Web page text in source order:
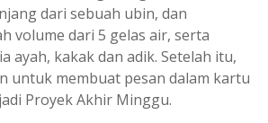
dari sebuah ubin, dan
volume dari 5 gelas air, serta
ayah, kakak dan adik. Setelah itu,
untuk membuat pesan dalam kartu
Proyek Akhir Minggu.